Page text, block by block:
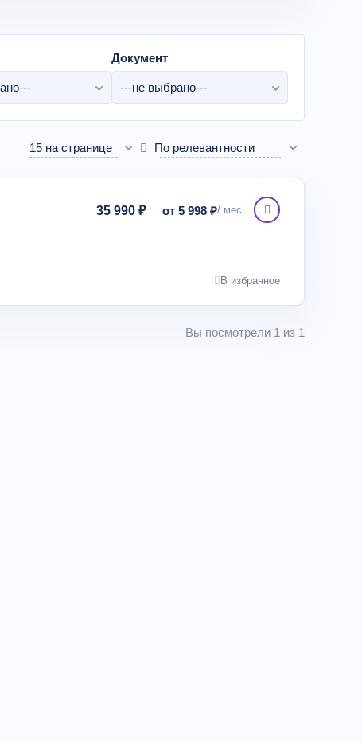
Документ
---не выбрано---
15 на странице По релевантности
35 990 ₽ от 5 998 ₽
В избранное
Вы посмотрели 1 из 1